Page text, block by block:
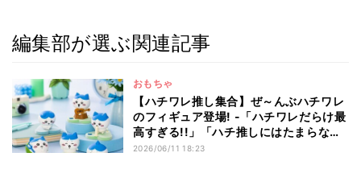
編集部が選ぶ関連記事
おもちゃ
【ハチワレ推し集合】ぜ～んぶハチワレ
のフィギュア登場! -「ハチワレだらけ最
高すぎる!!」「ハチ推しにはたまらな
い」とファン歓喜
2026/06/11 18:23